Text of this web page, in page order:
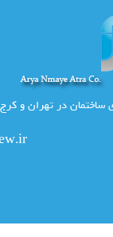
ساختمان در تهران و کرج